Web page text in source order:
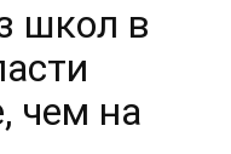
школ в
чем на